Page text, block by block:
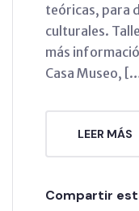
teóricas, para
culturales.
más
Casa Museo,
LEER MÁS
Compartir